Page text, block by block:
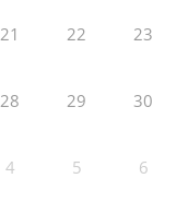
21 22 23
28 29 30
4 5 6